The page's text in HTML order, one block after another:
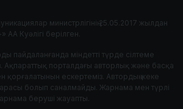
министрлігінің 25.05.2017 жылдан
Куәлігі берілген.
пайдаланғанда міндетті түрде сілтеме
Ақпараттық порталдағы авторлық және басқа
қорғалатынын ескертеміз. Автордың жеке
болып саналмайды. Жарнама мен түрлі
беруші жауапты.